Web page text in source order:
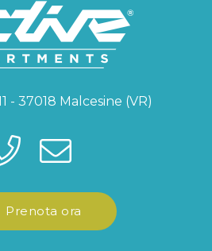
- 37018 Malcesine (VR)
Prenota ora